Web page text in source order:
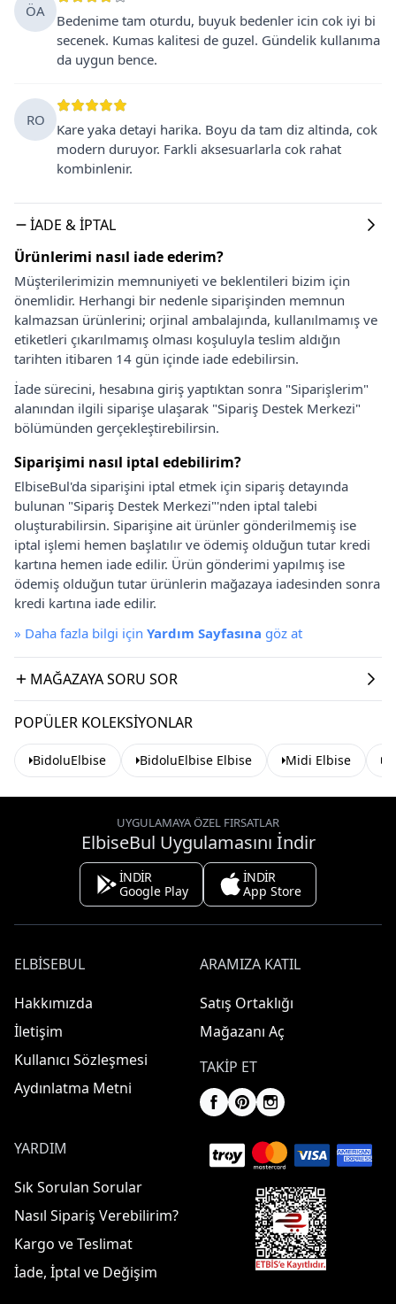
ÖA
Bedenime tam oturdu, buyuk bedenler icin cok iyi bi
secenek. Kumas kalitesi de guzel. Gündelik kullanıma
da uygun bence.
RO
Kare yaka detayi harika. Boyu da tam diz altinda, cok
modern duruyor. Farkli aksesuarlarla cok rahat
kombinlenir.
İADE & İPTAL
Ürünlerimi nasıl iade ederim?
Müşterilerimizin memnuniyeti ve beklentileri bizim için
önemlidir. Herhangi bir nedenle siparişinden memnun
kalmazsan ürünlerini; orjinal ambalajında, kullanılmamış ve
etiketleri çıkarılmamış olması koşuluyla teslim aldığın
tarihten itibaren 14 gün içinde iade edebilirsin.
İade sürecini, hesabına giriş yaptıktan sonra "Siparişlerim"
alanından ilgili siparişe ulaşarak "Sipariş Destek Merkezi"
bölümünden gerçekleştirebilirsin.
Siparişimi nasıl iptal edebilirim?
ElbiseBul'da siparişini iptal etmek için sipariş detayında
bulunan "Sipariş Destek Merkezi"'nden iptal talebi
oluşturabilirsin. Siparişine ait ürünler gönderilmemiş ise
iptal işlemi hemen başlatılır ve ödemiş olduğun tutar kredi
kartına hemen iade edilir. Ürün gönderimi yapılmış ise
ödemiş olduğun tutar ürünlerin mağazaya iadesinden sonra
kredi kartına iade edilir.
» Daha fazla bilgi için Yardım Sayfasına göz at
MAĞAZAYA SORU SOR
POPÜLER KOLEKSIYONLAR
BidoluElbise BidoluElbise Elbise Midi Elbise
UYGULAMAYA ÖZEL FIRSATLAR
ElbiseBul Uygulamasını İndir
İNDİR
Google Play
İNDİR
App Store
ELBISEBUL
Hakkımızda
İletişim
Kullanıcı Sözleşmesi
Aydınlatma Metni
ARAMIZA KATIL
Satış Ortaklığı
Mağazanı Aç
TAKIP ET
YARDIM
Sık Sorulan Sorular
Nasıl Sipariş Verebilirim?
Kargo ve Teslimat
İade, İptal ve Değişim